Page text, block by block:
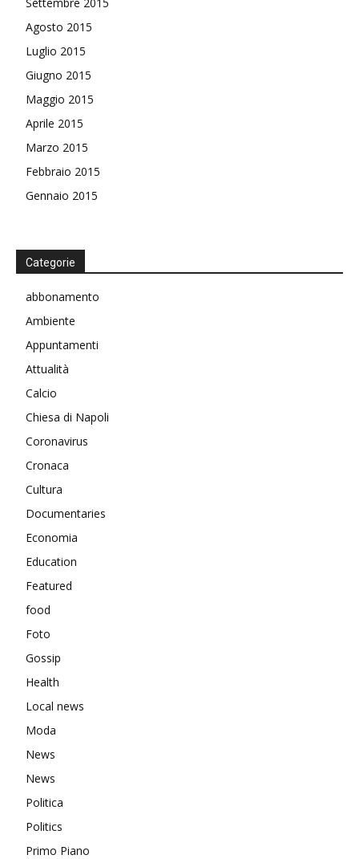
Agosto 2015
Luglio 2015
Giugno 2015
Maggio 2015
Aprile 2015
Marzo 2015
Febbraio 2015
Gennaio 2015
Categorie
abbonamento
Ambiente
Appuntamenti
Attualità
Calcio
Chiesa di Napoli
Coronavirus
Cronaca
Cultura
Documentaries
Economia
Education
Featured
food
Foto
Gossip
Health
Local news
Moda
News
News
Politica
Politics
Primo Piano